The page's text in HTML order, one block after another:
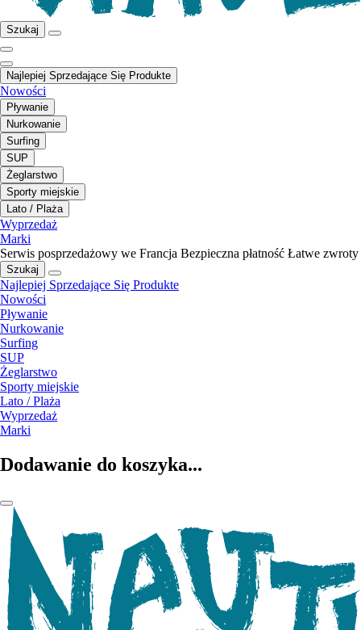
Szukaj
Najlepiej Sprzedające Się Produkte
Nowości
Pływanie
Nurkowanie
Surfing
SUP
Żeglarstwo
Sporty miejskie
Lato / Plaża
Wyprzedaż
Marki
Serwis posprzedażowy we Francja Bezpieczna płatność Łatwe zwroty
Szukaj
Najlepiej Sprzedające Się Produkte
Nowości
Pływanie
Nurkowanie
Surfing
SUP
Żeglarstwo
Sporty miejskie
Lato / Plaża
Wyprzedaż
Marki
Dodawanie do koszyka...